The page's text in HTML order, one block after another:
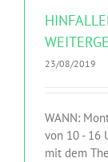
23/08/2019
WANN:
von 10 - 16
mit dem